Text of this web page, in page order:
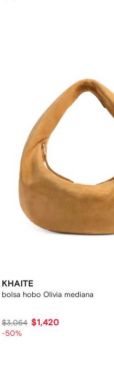
KHAITE
bolsa hobo Olivia mediana
$3,064 $1,420
-50%